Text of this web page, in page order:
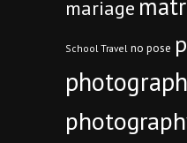
mariage
School Travel no pose